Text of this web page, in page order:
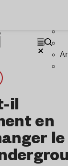
il
en
le